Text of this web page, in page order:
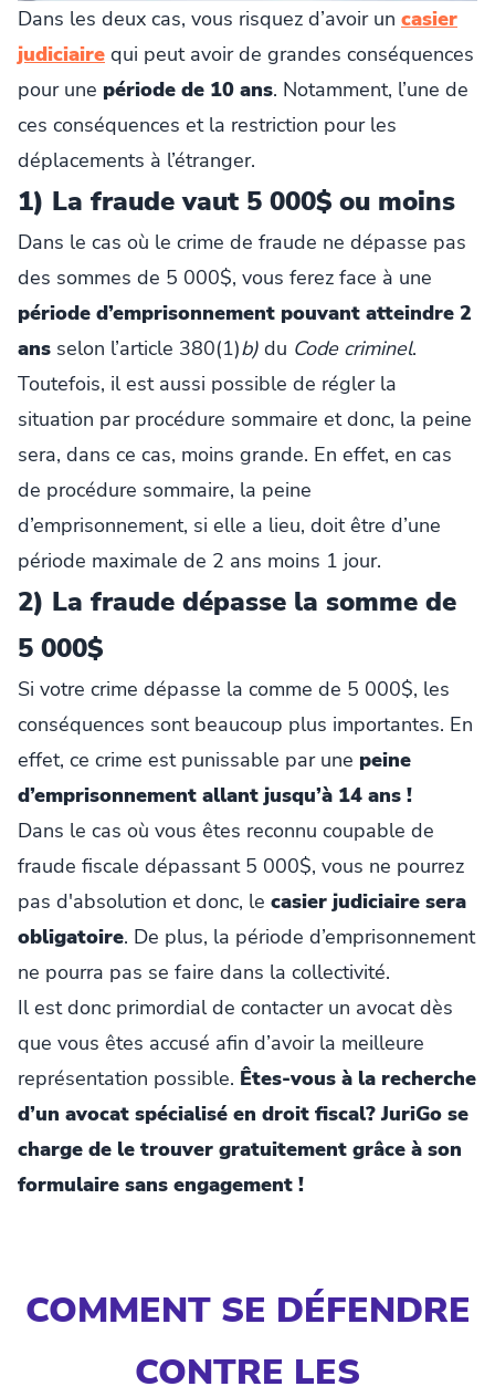
Dans les deux cas, vous risquez d’avoir un casier
judiciaire qui peut avoir de grandes conséquences
pour une période de 10 ans. Notamment, l’une de
ces conséquences et la restriction pour les
déplacements à l’étranger.
1) La fraude vaut 5 000$ ou moins
Dans le cas où le crime de fraude ne dépasse pas
des sommes de 5 000$, vous ferez face à une
période d’emprisonnement pouvant atteindre 2
ans selon l’article 380(1)b) du Code criminel.
Toutefois, il est aussi possible de régler la
situation par procédure sommaire et donc, la peine
sera, dans ce cas, moins grande. En effet, en cas
de procédure sommaire, la peine
d’emprisonnement, si elle a lieu, doit être d’une
période maximale de 2 ans moins 1 jour.
2) La fraude dépasse la somme de
5 000$
Si votre crime dépasse la comme de 5 000$, les
conséquences sont beaucoup plus importantes. En
effet, ce crime est punissable par une peine
d’emprisonnement allant jusqu’à 14 ans !
Dans le cas où vous êtes reconnu coupable de
fraude fiscale dépassant 5 000$, vous ne pourrez
pas d'absolution et donc, le casier judiciaire sera
obligatoire. De plus, la période d’emprisonnement
ne pourra pas se faire dans la collectivité.
Il est donc primordial de contacter un avocat dès
que vous êtes accusé afin d’avoir la meilleure
représentation possible. Êtes-vous à la recherche
d’un avocat spécialisé en droit fiscal? JuriGo se
charge de le trouver gratuitement grâce à son
formulaire sans engagement !
COMMENT SE DÉFENDRE
CONTRE LES